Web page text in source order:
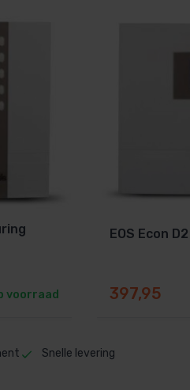
voorraad
EOS Econ
397,95
Snelle levering